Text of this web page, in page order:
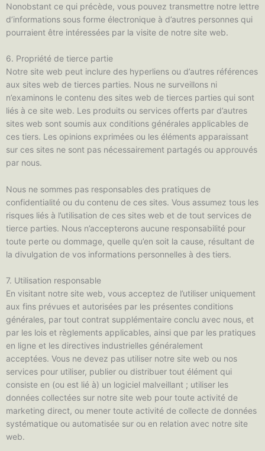
Nonobstant ce qui précède, vous pouvez transmettre notre lettre
d’informations sous forme électronique à d’autres personnes qui
pourraient être intéressées par la visite de notre site web.
6. Propriété de tierce partie
Notre site web peut inclure des hyperliens ou d’autres références
aux sites web de tierces parties. Nous ne surveillons ni
n’examinons le contenu des sites web de tierces parties qui sont
liés à ce site web. Les produits ou services offerts par d’autres
sites web sont soumis aux conditions générales applicables de
ces tiers. Les opinions exprimées ou les éléments apparaissant
sur ces sites ne sont pas nécessairement partagés ou approuvés
par nous.
Nous ne sommes pas responsables des pratiques de
confidentialité ou du contenu de ces sites. Vous assumez tous les
risques liés à l’utilisation de ces sites web et de tout services de
tierce parties. Nous n’accepterons aucune responsabilité pour
toute perte ou dommage, quelle qu’en soit la cause, résultant de
la divulgation de vos informations personnelles à des tiers.
7. Utilisation responsable
En visitant notre site web, vous acceptez de l’utiliser uniquement
aux fins prévues et autorisées par les présentes conditions
générales, par tout contrat supplémentaire conclu avec nous, et
par les lois et règlements applicables, ainsi que par les pratiques
en ligne et les directives industrielles généralement
acceptées. Vous ne devez pas utiliser notre site web ou nos
services pour utiliser, publier ou distribuer tout élément qui
consiste en (ou est lié à) un logiciel malveillant ; utiliser les
données collectées sur notre site web pour toute activité de
marketing direct, ou mener toute activité de collecte de données
systématique ou automatisée sur ou en relation avec notre site
web.